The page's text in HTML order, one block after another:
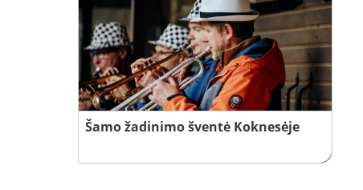
Šamo žadinimo šventė Koknesėje